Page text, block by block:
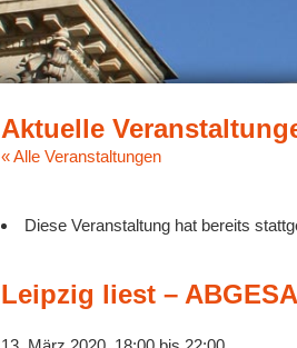
« Alle Veranstaltungen
Diese Veranstaltung hat bereits
Leipzig liest –